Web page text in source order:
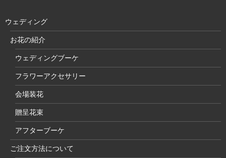
ウェディング
お花の紹介
ウェディングブーケ
フラワーアクセサリー
会場装花
贈呈花束
アフターブーケ
ご注文方法について